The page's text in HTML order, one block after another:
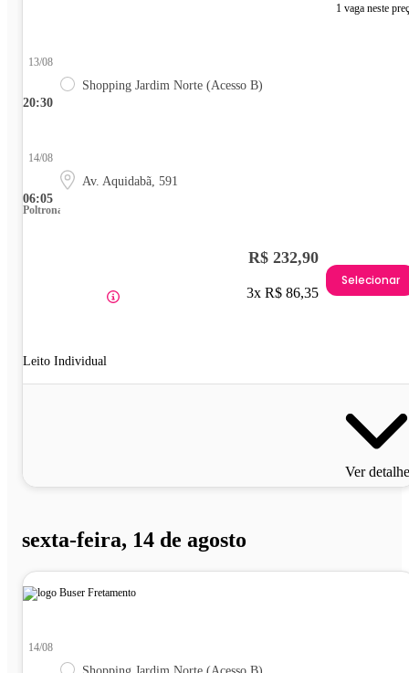
1 vaga neste
20:30
13/08
Shopping Jardim Norte (Acesso B)
06:05
14/08
Av. Aquidabã, 591
Poltrona
Leito Individual
R$ 232,90
3x R$ 86,35
Selecionar
Ver
sexta-feira, 14 de agosto
14/08